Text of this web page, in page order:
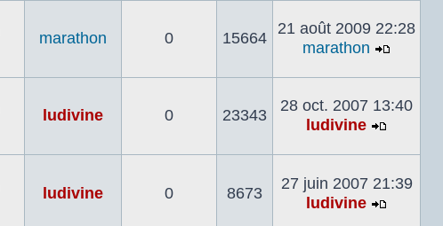
le
dernier
marathon 0 15664
21 août 2009 22:28
marathon
le
dernier
ludivine 0 23343
28 oct. 2007 13:40
ludivine
le
dernier
ludivine 0 8673
27 juin 2007 21:39
ludivine